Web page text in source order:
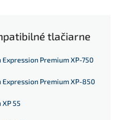
tlačiarne
Expression Premium XP-750
Expression Premium XP-850
XP 55